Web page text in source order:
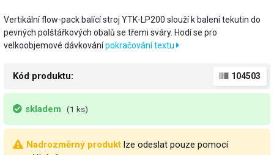
Vertikální flow-pack balící stroj YTK-LP200 slouží k balení tekutin do
pevných polštářkových obalů se třemi sváry. Hodí se pro
velkoobjemové dávkovánípokračování textu
Kód produktu: 104503
skladem (1 ks)
Nadrozměrný produkt lze odeslat pouze pomocí